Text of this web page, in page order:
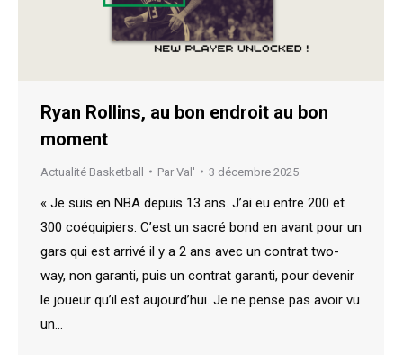
Ryan Rollins, au bon endroit au bon
moment
Actualité Basketball Par Val' 3 décembre 2025
« Je suis en NBA depuis 13 ans. J’ai eu entre 200 et
300 coéquipiers. C’est un sacré bond en avant pour un
gars qui est arrivé il y a 2 ans avec un contrat two-
way, non garanti, puis un contrat garanti, pour devenir
le joueur qu’il est aujourd’hui. Je ne pense pas avoir vu
un…